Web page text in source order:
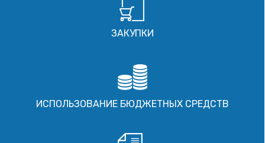
ЗАКУПКИ
ИСПОЛЬЗОВАНИЕ БЮДЖЕТНЫХ СРЕДСТВ